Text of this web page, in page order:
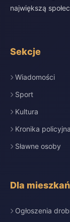
największą
Sekcje
Wiadomości
Sport
Kultura
Kronika policyjna
Sławne osoby
Dla
Ogłoszenia